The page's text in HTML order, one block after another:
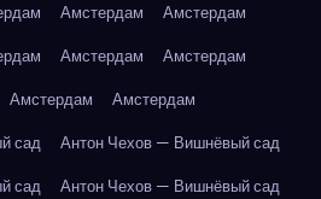
Амстердам
Амстердам
Амстердам
Амстердам
Амстердам
Амстердам
сад
Антон Чехов — Вишнёвый сад
сад
Антон Чехов — Вишнёвый сад